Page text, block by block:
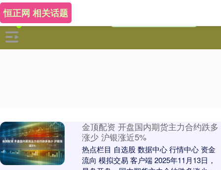
恒正网 相关话题
金顶配资 开盘国内期货主力合约跌多
涨少 沪银涨近5%
热点栏目 自选股 数据中心 行情中心 资金
流向 模拟交易 客户端 2025年11月13日，